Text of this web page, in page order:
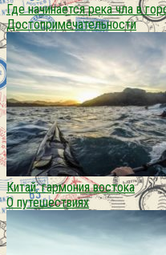
Где начинается река чла в
Достопримечательности
Китай: гармония востока
О путешествиях